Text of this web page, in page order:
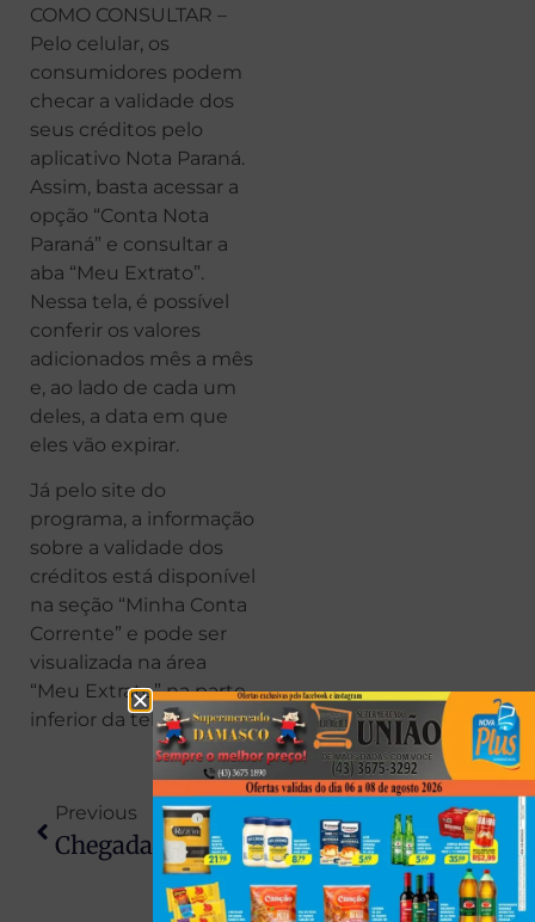
COMO CONSULTAR –
Pelo celular, os
consumidores podem
checar a validade dos
seus créditos pelo
aplicativo Nota Paraná.
Assim, basta acessar a
opção “Conta Nota
Paraná” e consultar a
aba “Meu Extrato”.
Nessa tela, é possível
conferir os valores
adicionados mês a mês
e, ao lado de cada um
deles, a data em que
eles vão expirar.
Já pelo site do
programa, a informação
sobre a validade dos
créditos está disponível
na seção “Minha Conta
Corrente” e pode ser
visualizada na área
“Meu Extrato” na parte
inferior da tela.
Previous
Chegada Do Papai Noel Abre Oficialmente As Celebrações De Natal Em Centenário Do Sul
Next
Mulher Flagra Marido Com Suposta Amante, Provoca Confusão E Interrompe Trânsito